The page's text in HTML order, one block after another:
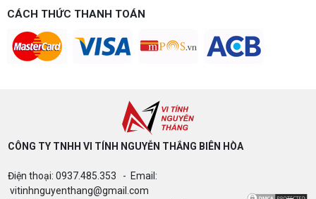
Build PC gaming 15 triệu chơi được game gì? Vi
dễ nâng cấp CPU/VGA sau này, tư vấn miễn phí
theo đúng ngân sách.
Build PC gaming theo ngân sách từ 10-40 triệu:
cách phân bổ CPU, GPU, RAM hợp lý, chọn
Intel/AMD và tránh sai tương thích. Tư vấn miễn
phí tại Vi tính Nguyễn Thắng.
GIGABYTE & INTEL CORE ULTRA 200S
PLUS – NHẬN VOUCHER ĐẾN 800K
CÁCH THỨC THANH TOÁN
CÔNG TY TNHH VI TÍNH NGUYỄN THẮNG BIÊN HÒA​
Điện thoại: 0937.485.353 - Email:
vitinhnguyenthang@gmail.com